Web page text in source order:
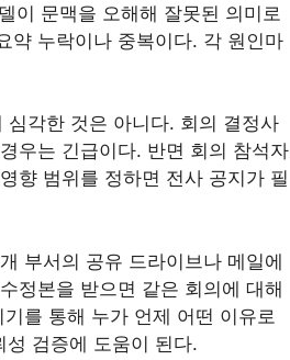
이 문맥을 오해해 잘못된 의미로
약 누락이나 중복이다. 각 원인마
심각한 것은 아니다. 회의 결정사
우는 긴급이다. 반면 회의 참석자
향 범위를 정하면 전사 공지가 필
부서의 공유 드라이브나 메일에
정본을 받으면 같은 회의에 대해
를 통해 누가 언제 어떤 이유로
검증에 도움이 된다.